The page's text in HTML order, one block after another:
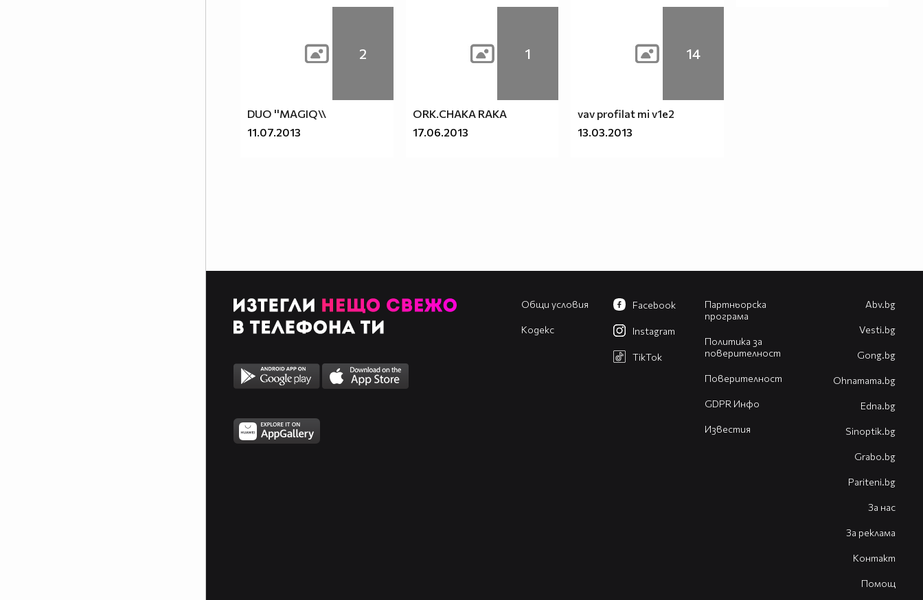
2
DUO ''MAGIQ\\
11.07.2013
1
ORK.CHAKA RAKA
17.06.2013
14
vav profilat mi v1e2
13.03.2013
Общи условия
Кодекс
Партньорска
програма
Политика за
поверителност
Поверителност
GDPR Инфо
Известия
Facebook
Instagram
TikTok
Abv.bg
Vesti.bg
Gong.bg
Оhnamama.bg
Edna.bg
Sinoptik.bg
Grabo.bg
Pariteni.bg
За нас
За реклама
Контакт
Помощ